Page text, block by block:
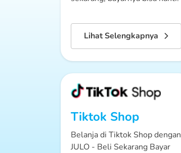
Lihat Selengkapnya
Tiktok Shop
Belanja di Tiktok Shop dengan
JULO - Beli Sekarang Bayar